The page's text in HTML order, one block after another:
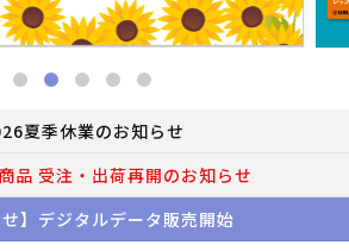
夏季休業のお知らせ
品 受注・出荷再開のお知らせ
せ】デジタルデータ販売開始